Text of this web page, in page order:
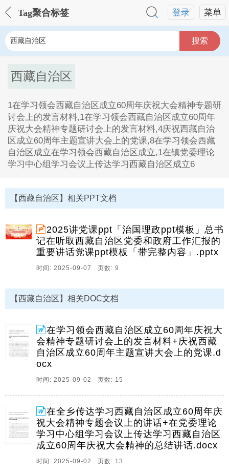
菜单
登录
Tag聚合标签
搜索
西藏自治区
1在学习领会西藏自治区成立60周年庆祝大会精神专题研
讨会上的发言材料,1在学习领会西藏自治区成立60周年
庆祝大会精神专题研讨会上的发言材料,4庆祝西藏自治
区成立60周年主题宣讲大会上的党课,8在学习领会西藏
自治区成立在学习领会西藏自治区成立,1在镇党委理论
学习中心组学习会议上传达学习西藏自治区成立6
1、1在学习领会西藏自治区成立60周年庆祝大会精神专
题研讨会上的发言材料,1在学习领会西藏自治区成立60
周年庆祝大会精神专题研讨会上的发言材料,4庆祝西藏
自治区成立60周年主题宣讲大会上的党课,8在学习领会
西藏自治区成立在学习领会西藏自治区成立。
2、1在镇党委理论学习中心组学习会议上传达学习西藏
自治区成立60周年庆祝大会精神的总结讲话1在全乡传达
讲话,7在镇党委理论学习中心组学习会议上传达学习西
藏自治区成立在镇党委理论学习中心组学习会议。
讲话心得体学习在听取西藏自治区党委和政府工作汇报
时重要讲话心得体会会近日,习近平总书记在听取西藏自
治区党委和政府工作汇报时强调,要健全作风建设常态化
长效化机制,作风建设永远在路上,唯有融入日常。
4、1学习贯彻西藏自治区成立60周年重要讲话心得体
会,6学习贯彻西藏自治区成立学习贯彻西藏自治区成立
60周年重要讲话心得体会周年重要讲话心得体会。
5、总书记听取西藏自治区党委和政府工作汇报,讲好新
时代西藏故事,关于配套讲稿的说明,本PPT模板包含讲
稿,请移至最后1页查阅,复制,前言,率中央代表团出席西
【西藏自治区】相关PPT文档
2025讲党课ppt「治国理政ppt模板」总书
记在听取西藏自治区党委和政府工作汇报的
重要讲话党课ppt模板「带完整内容」.pptx
时间: 2025-09-07 页数: 9
【西藏自治区】相关DOC文档
在学习领会西藏自治区成立60周年庆祝大
会精神专题研讨会上的发言材料+庆祝西藏
自治区成立60周年主题宣讲大会上的党课.d
ocx
时间: 2025-09-02 页数: 15
在全乡传达学习西藏自治区成立60周年庆
祝大会精神专题会议上的讲话+在党委理论
学习中心组学习会议上传达学习西藏自治区
成立60周年庆祝大会精神的总结讲话.docx
时间: 2025-09-02 页数: 13